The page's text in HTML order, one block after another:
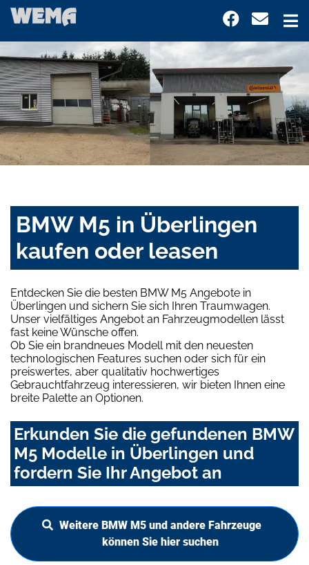
BMW M5 in Überlingen
kaufen oder leasen
Entdecken Sie die besten BMW M5 Angebote in
Überlingen und sichern Sie sich Ihren Traumwagen.
Unser vielfältiges Angebot an Fahrzeugmodellen lässt
fast keine Wünsche offen.
Ob Sie ein brandneues Modell mit den neuesten
technologischen Features suchen oder sich für ein
preiswertes, aber qualitativ hochwertiges
Gebrauchtfahrzeug interessieren, wir bieten Ihnen eine
breite Palette an Optionen.
Erkunden Sie die gefundenen BMW
M5 Modelle in Überlingen und
fordern Sie Ihr Angebot an
Weitere BMW M5 und andere Fahrzeuge
können Sie hier suchen